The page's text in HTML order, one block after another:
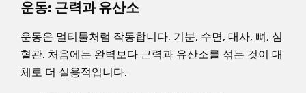
운동: 근력과 유산소
운동은 멀티툴처럼 작동합니다. 기분, 수면, 대사, 뼈, 심
혈관. 처음에는 완벽보다 근력과 유산소를 섞는 것이 대
체로 더 실용적입니다.